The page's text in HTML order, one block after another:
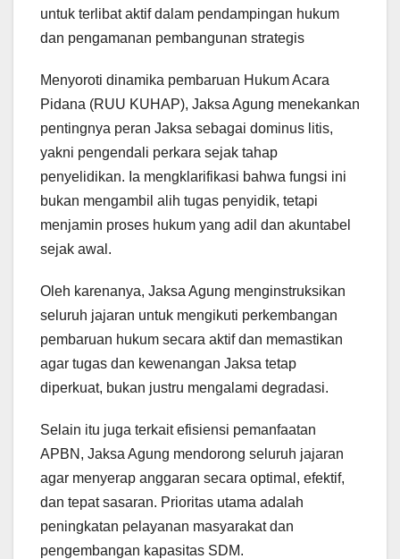
untuk terlibat aktif dalam pendampingan hukum
dan pengamanan pembangunan strategis
Menyoroti dinamika pembaruan Hukum Acara
Pidana (RUU KUHAP), Jaksa Agung menekankan
pentingnya peran Jaksa sebagai dominus litis,
yakni pengendali perkara sejak tahap
penyelidikan. Ia mengklarifikasi bahwa fungsi ini
bukan mengambil alih tugas penyidik, tetapi
menjamin proses hukum yang adil dan akuntabel
sejak awal.
Oleh karenanya, Jaksa Agung menginstruksikan
seluruh jajaran untuk mengikuti perkembangan
pembaruan hukum secara aktif dan memastikan
agar tugas dan kewenangan Jaksa tetap
diperkuat, bukan justru mengalami degradasi.
Selain itu juga terkait efisiensi pemanfaatan
APBN, Jaksa Agung mendorong seluruh jajaran
agar menyerap anggaran secara optimal, efektif,
dan tepat sasaran. Prioritas utama adalah
peningkatan pelayanan masyarakat dan
pengembangan kapasitas SDM.